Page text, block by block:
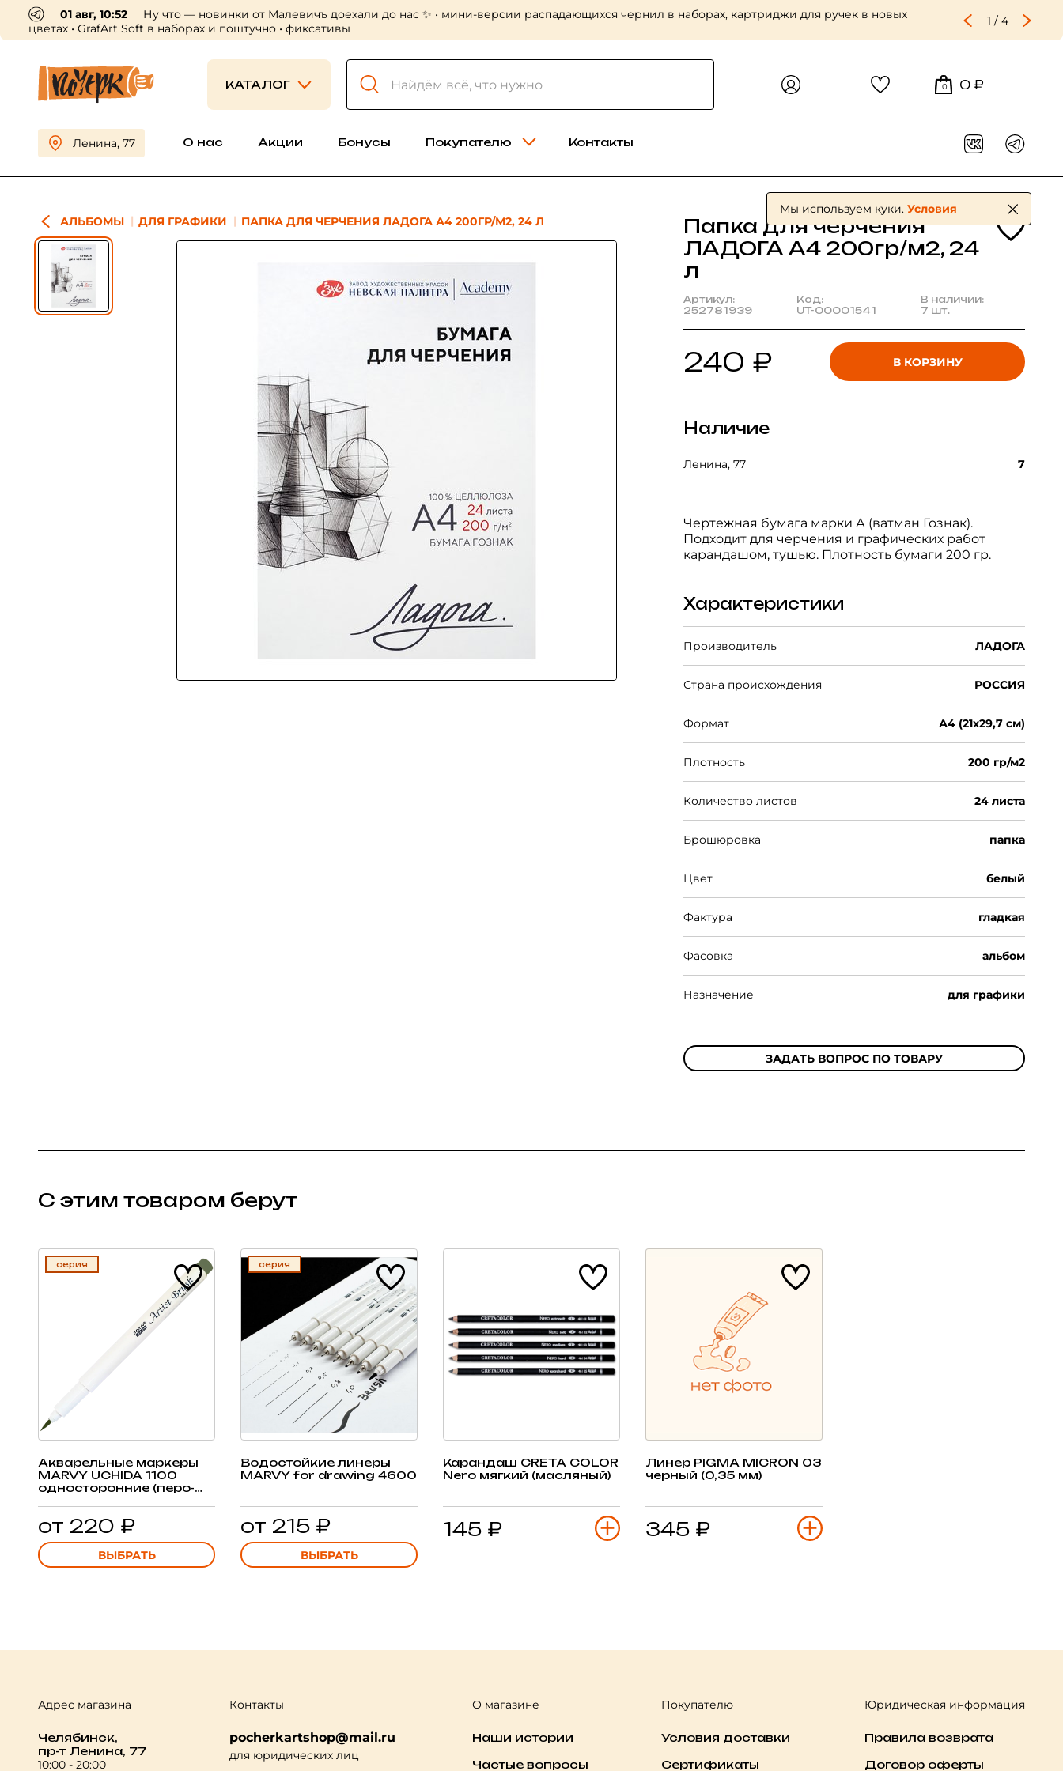
01 авг, 10:52
Ну что — новинки от Малевичъ доехали до нас ✨ • мини-версии распадающихся чернил в наборах, картриджи для ручек в новых
цветах • GrafArt Soft в наборах и поштучно • фиксативы
1 / 4
КАТАЛОГ 0 0 ₽
Ленина, 77 О нас Акции Бонусы Покупателю Контакты
АЛЬБОМЫ ДЛЯ ГРАФИКИ ПАПКА ДЛЯ ЧЕРЧЕНИЯ ЛАДОГА А4 200ГР/М2, 24 Л
Папка для черчения
ЛАДОГА А4 200гр/м2, 24
л
Артикул:
252781939
Код:
UT-00001541
В наличии:
7 шт.
240 ₽ В КОРЗИНУ
Наличие
Ленина, 77 7
Чертежная бумага марки А (ватман Гознак).
Подходит для черчения и графических работ
карандашом, тушью. Плотность бумаги 200 гр.
Характеристики
Производитель ЛАДОГА
Страна происхождения РОССИЯ
Формат А4 (21х29,7 см)
Плотность 200 гр/м2
Количество листов 24 листа
Брошюровка папка
Цвет белый
Фактура гладкая
Фасовка альбом
Назначение для графики
ЗАДАТЬ ВОПРОС ПО ТОВАРУ
С этим товаром берут
серия
Акварельные маркеры
MARVY UCHIDA 1100
односторонние (перо-
от 220 ₽
ВЫБРАТЬ
серия
Водостойкие линеры
MARVY for drawing 4600
от 215 ₽
ВЫБРАТЬ
Карандаш CRETA COLOR
Nero мягкий (масляный)
145 ₽
Линер PIGMA MICRON 03
черный (0,35 мм)
345 ₽
Адрес магазина
Челябинск,
пр-т Ленина, 77
10:00 - 20:00
Контакты
pocherkartshop@mail.ru
для юридических лиц
О магазине
Наши истории
Частые вопросы
Покупателю
Условия доставки
Сертификаты
Юридическая информация
Правила возврата
Договор оферты
Мы используем куки. Условия